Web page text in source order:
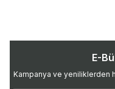
E-
Kampanya ve yeniliklerden